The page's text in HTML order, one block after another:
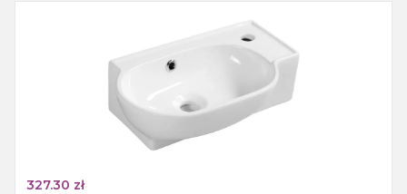
327.30 zł